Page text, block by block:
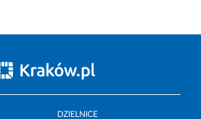
DZIELNICE